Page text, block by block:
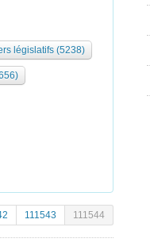
législatifs (5238)
111543 111544